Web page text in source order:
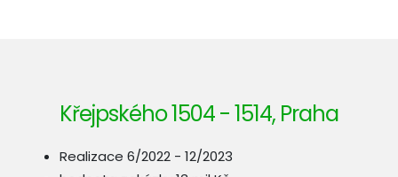
Křejpského 1504 - 1514, Praha
Realizace 6/2022 - 12/2023